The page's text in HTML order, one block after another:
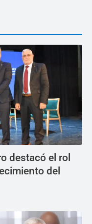
destacó el rol
del